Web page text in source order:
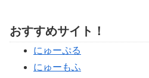
おすすめサイト！
にゅーぷる
にゅーもふ